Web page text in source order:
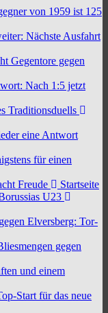
von 1959 ist 125
Nächste Ausfahrt
Gegentore gegen
Nach 1:5 jetzt
Traditionsduells
eine Antwort
für einen
Freude
Startseite
U23
Elversberg: Tor-
gegen
und einem
Start für das neue